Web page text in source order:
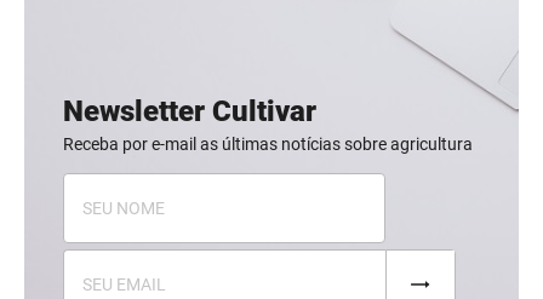
Newsletter Cultivar
Receba por e-mail as últimas notícias sobre agricultura